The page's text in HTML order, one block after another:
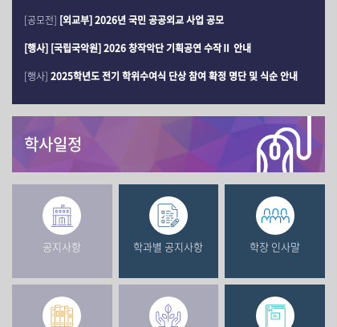
[공모전] [외교부] 2026년 국민 공공외교 사업 공모
[행사] [국립국악원] 2026 창작악단 기획공연 수작Ⅱ 안내
[행사] 2025학년도 전기 학위수여식 단상 참여 확정 명단 및 식순 안내
학사일정
공지사항 학과별 공지사항 학장 인사말